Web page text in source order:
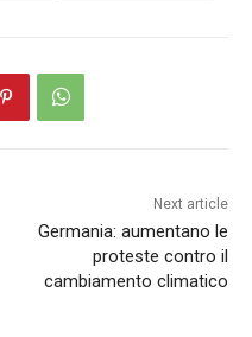
Next article
Germania: aumentano le
proteste contro il
cambiamento climatico